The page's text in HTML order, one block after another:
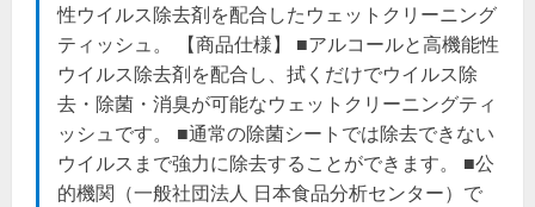
性ウイルス除去剤を配合したウェットクリーニング
ティッシュ。 【商品仕様】 ■アルコールと高機能性
ウイルス除去剤を配合し、拭くだけでウイルス除
去・除菌・消臭が可能なウェットクリーニングティ
ッシュです。 ■通常の除菌シートでは除去できない
ウイルスまで強力に除去することができます。 ■公
的機関（一般社団法人 日本食品分析センター）で